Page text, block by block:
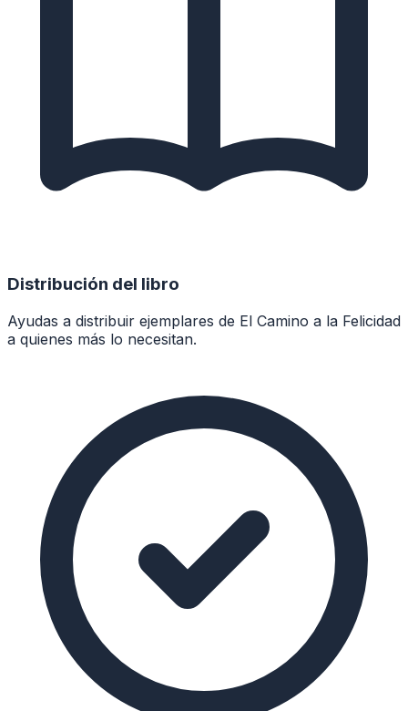
Distribución del libro
Ayudas a distribuir ejemplares de El Camino a la Felicidad
a quienes más lo necesitan.